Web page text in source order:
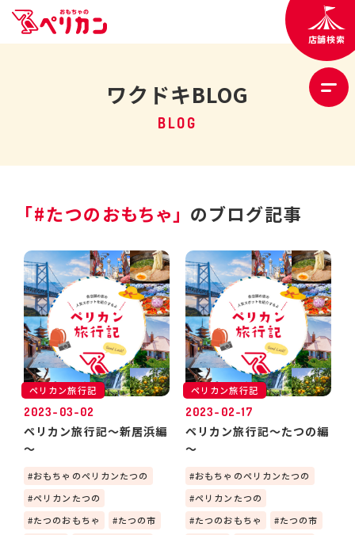
店舗検索
ワクドキBLOG
BLOG
「#たつのおもちゃ」 のブログ記事
ペリカン旅行記
2023-03-02
ペリカン旅行記～新居浜編
～
おもちゃのペリカンたつの
ペリカンたつの
たつのおもちゃ
たつの市
ペリカン旅行記
2023-02-17
ペリカン旅行記～たつの編
～
おもちゃのペリカンたつの
ペリカンたつの
たつのおもちゃ
たつの市